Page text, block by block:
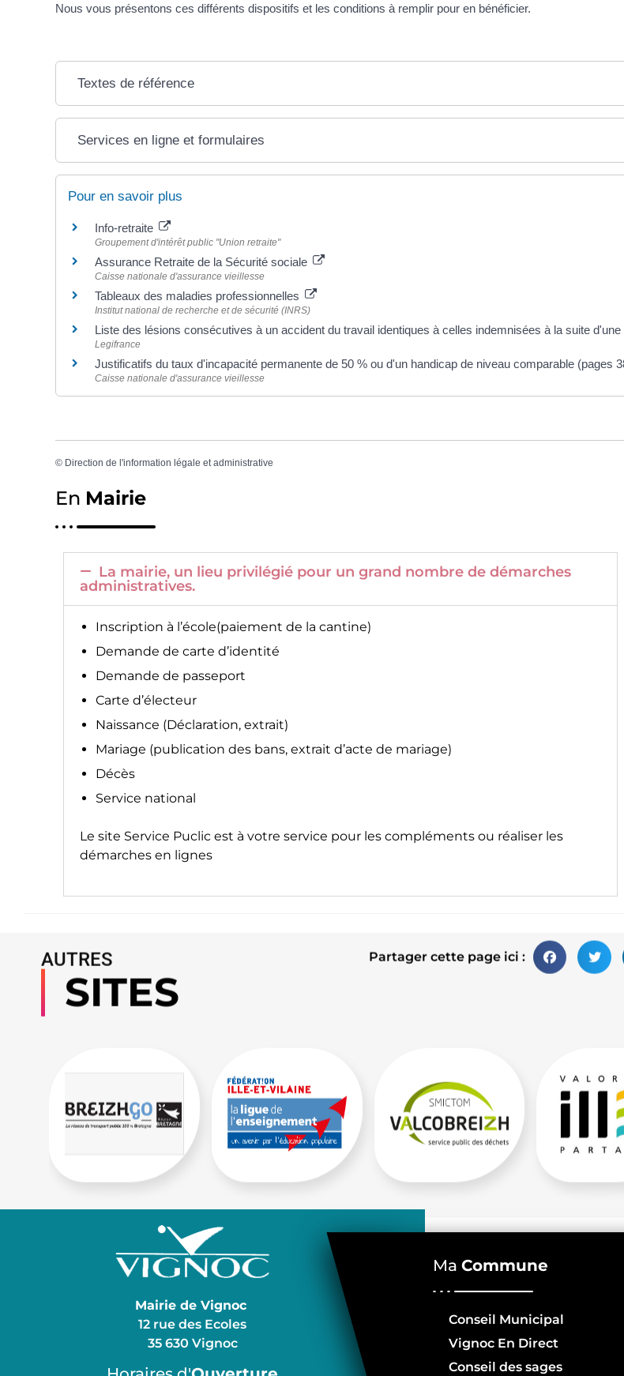
Nous vous présentons ces différents dispositifs et les conditions à remplir pour en bénéficier.
Textes de référence
Services en ligne et formulaires
Pour en savoir plus
Info-retraite
Groupement d'intérêt public "Union retraite"
Assurance Retraite de la Sécurité sociale
Caisse nationale d'assurance vieillesse
Tableaux des maladies professionnelles
Institut national de recherche et de sécurité (INRS)
Liste des lésions consécutives à un accident du travail identiques à celles indemnisées à la suite
Legifrance
Justificatifs du taux d'incapacité permanente de 50 % ou d'un handicap de niveau comparable (pages
Caisse nationale d'assurance vieillesse
© Direction de l'information légale et administrative
En Mairie
La mairie, un lieu privilégié pour un grand nombre de démarches
administratives.
Inscription à l’école(paiement de la cantine)
Demande de carte d’identité
Demande de passeport
Carte d’électeur
Naissance (Déclaration, extrait)
Mariage (publication des bans, extrait d’acte de mariage)
Décès
Service national
Le site Service Puclic est à votre service pour les compléments ou réaliser les
démarches en lignes
Partager cette page ici :
AUTRES
SITES
Mairie de Vignoc
12 rue des Ecoles
35 630 Vignoc
Ma Commune
Conseil Municipal
Vignoc En Direct
Conseil des sages